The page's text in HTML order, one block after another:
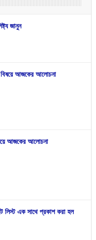
জানুন
আজকের আলোচনা
আজকের আলোচনা
লিস্ট এক সাথে প্রকাশ করা হল